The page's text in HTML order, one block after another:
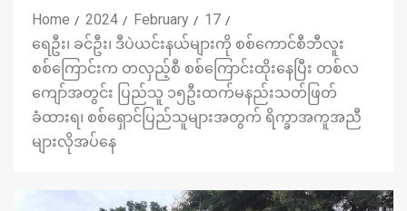
Home 2024 February
17
ရေဦး၊ ခင်ဦး၊ ဒီပဲယင်းနယ်များကို စစ်ကောင်စီဘီလူး
စစ်ကြောင်းက တလှည့်စီ စစ်ကြောင်းထိုးနေပြီး တစ်လ
ကျော်အတွင်း ပြည်သူ ၁၅ဦးထက်မနည်းသတ်ဖြတ်
ခံထားရ၊ စစ်ရှောင်ပြည်သူများအတွက် ရိက္ခာအကူအညီ
များလိုအပ်နေ